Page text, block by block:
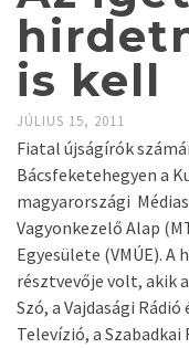
is kell
JÚLIUS 15, 2011
Fiatal újságírók
Bácsfeketehegyen a
magyarországi
Vagyonkezelő Alap
Egyesülete (VMÚE).
résztvevője volt, akik
Szó, a Vajdasági
Televízió, a